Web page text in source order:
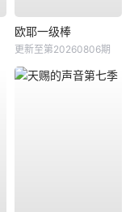
欧耶一级棒
更新至第20260806期